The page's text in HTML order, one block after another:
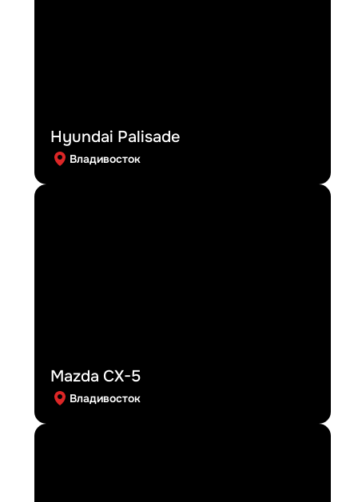
Hyundai Palisade
Владивосток
Mazda CX-5
Владивосток